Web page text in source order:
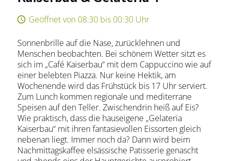
Geöffnet von 08:30 bis 00:30 Uhr
Sonnenbrille auf die Nase, zurücklehnen und
Menschen beobachten. Bei schönem Wetter sitzt es
sich im „Café Kaiserbau“ mit dem Cappuccino wie auf
einer belebten Piazza. Nur keine Hektik, am
Wochenende wird das Frühstück bis 17 Uhr serviert.
Zum Lunch kommen regionale und mediterrane
Speisen auf den Teller. Zwischendrin heiß auf Eis?
Wie praktisch, dass die hauseigene „Gelateria
Kaiserbau“ mit ihren fantasievollen Eissorten gleich
nebenan liegt. Immer noch da? Dann wird beim
Nachmittagskaffee elsässische Patisserie genascht